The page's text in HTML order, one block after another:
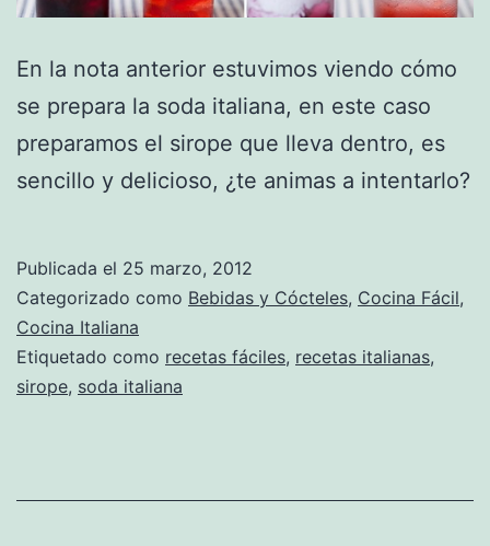
En la nota anterior estuvimos viendo cómo
se prepara la soda italiana, en este caso
preparamos el sirope que lleva dentro, es
sencillo y delicioso, ¿te animas a intentarlo?
Publicada el 25 marzo, 2012
Categorizado como Bebidas y Cócteles, Cocina Fácil,
Cocina Italiana
Etiquetado como recetas fáciles, recetas italianas,
sirope, soda italiana